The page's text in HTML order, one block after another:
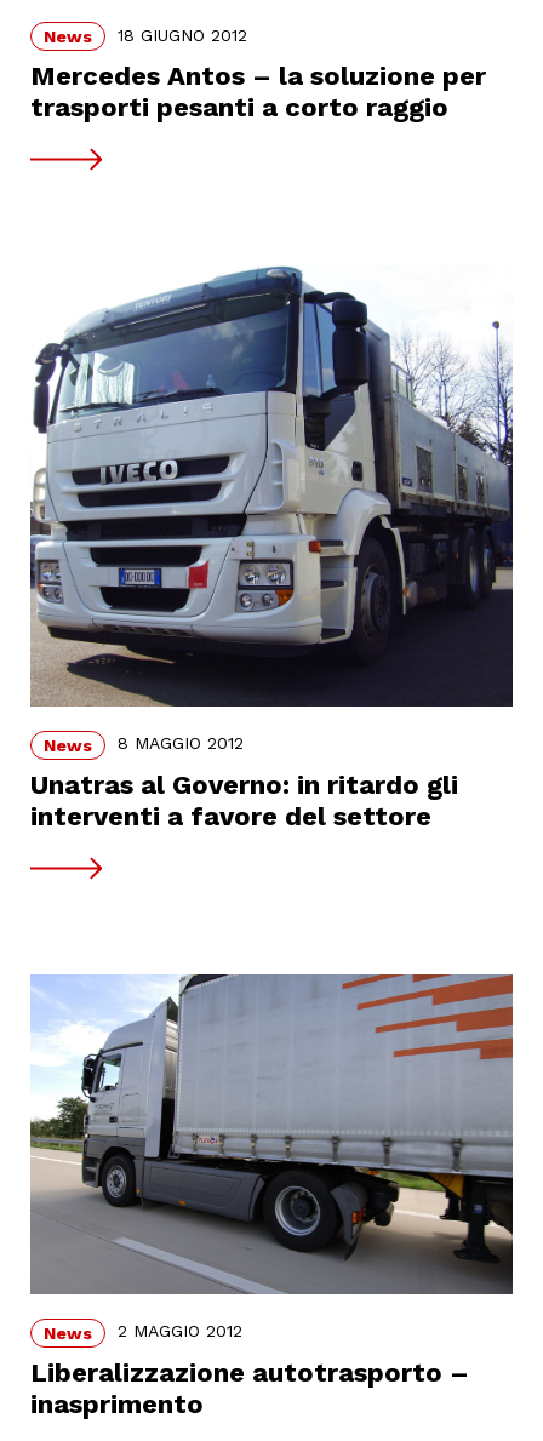
News 18 GIUGNO 2012
Mercedes Antos – la soluzione per
trasporti pesanti a corto raggio
News 8 MAGGIO 2012
Unatras al Governo: in ritardo gli
interventi a favore del settore
News 2 MAGGIO 2012
Liberalizzazione autotrasporto –
inasprimento